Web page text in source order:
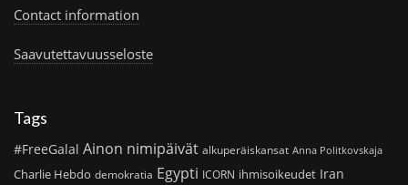
Contact information
Saavutettavuusseloste
Tags
#FreeGalal Ainon nimipäivät alkuperäiskansat Anna Politkovskaja
Charlie Hebdo demokratia Egypti ICORN ihmisoikeudet Iran